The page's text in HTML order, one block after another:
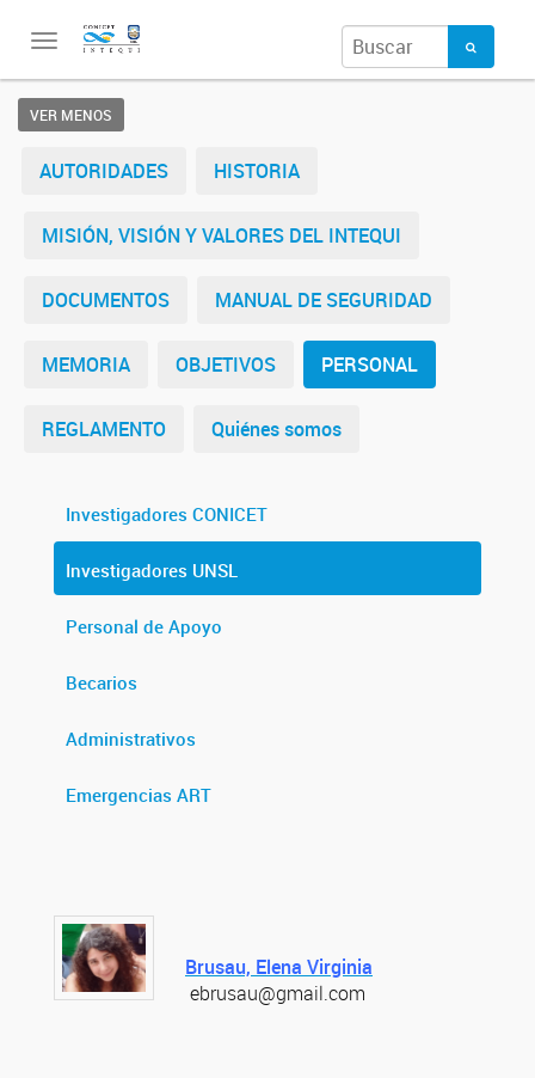
Toggle
VER MENOS
AUTORIDADES HISTORIA
MISIÓN, VISIÓN Y VALORES DEL INTEQUI
DOCUMENTOS MANUAL DE SEGURIDAD
MEMORIA OBJETIVOS PERSONAL
REGLAMENTO Quiénes somos
Investigadores CONICET
Investigadores UNSL
Personal de Apoyo
Becarios
Administrativos
Emergencias ART
Brusau, Elena Virginia
ebrusau@gmail.com